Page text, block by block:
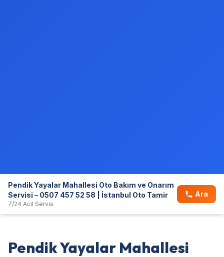
Pendik Yayalar Mahallesi Oto Bakım ve Onarım
Servisi – 0507 457 52 58 | İstanbul Oto Tamir
7/24 Acil Servis
Ara
Pendik Yayalar Mahallesi